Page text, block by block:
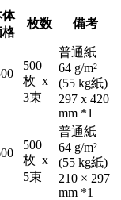
体
格
枚数 備考
500
枚 x
3束
普通紙
64 g/m²
(55 kg紙)
297 x 420
mm *1
500
枚 x
5束
普通紙
64 g/m²
(55 kg紙)
210 × 297
mm *1